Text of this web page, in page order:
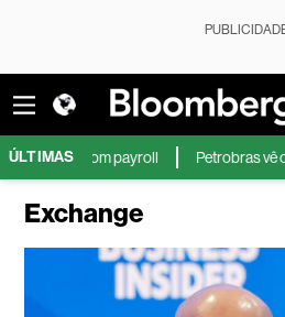
ÚLTIMAS
payroll Petrobras vê oportunidades
Exchange